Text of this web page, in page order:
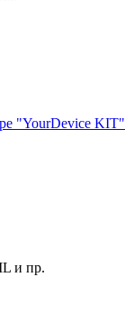
"YourDevice KIT"
и пр.